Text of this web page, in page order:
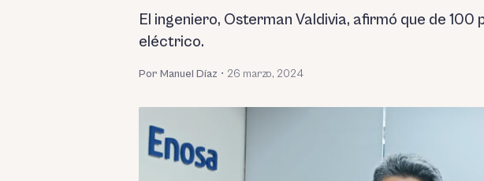
El ingeniero, Osterman Valdivia, afirmó que de
eléctrico.
Por Manuel Díaz • 26 marzo, 2024